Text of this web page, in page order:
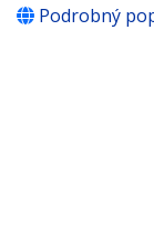
Podrobný